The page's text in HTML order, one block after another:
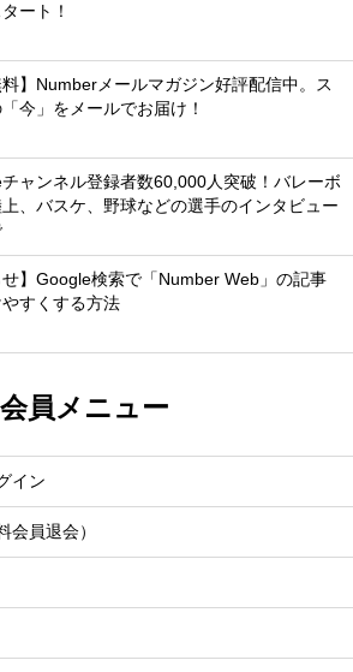
ート！
料】Numberメールマガジン好評配信中。ス
今」をメールでお届け！
ャンネル登録者数60,000人突破！バレーボ
、バスケ、野球などの選手のインタビュー
せ】Google検索で「Number Web」の記事
すくする方法
会員メニュー
イン
会員退会）